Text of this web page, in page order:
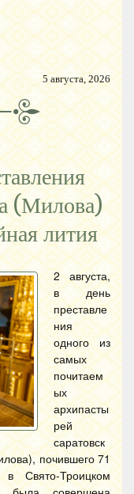
5 августа, 2026
(Милова)
лития
2 августа,
в день
преставле
ния
одного из
самых
почитаем
ых
архипасты
рей
саратовск
почившего 71
Свято-Троицком